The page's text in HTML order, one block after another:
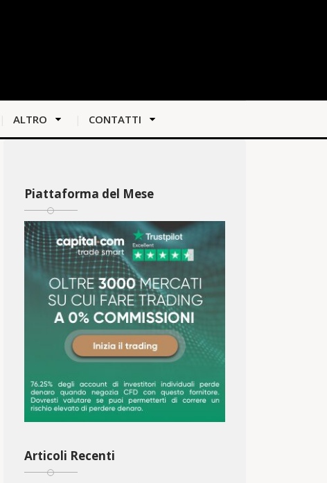
ALTRO CONTATTI
Piattaforma del Mese
Articoli Recenti